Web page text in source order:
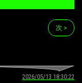
次 >
2026/05/13 18:30:22